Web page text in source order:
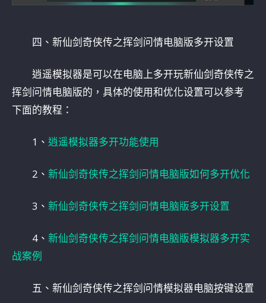
四、新仙剑奇侠传之挥剑问情电脑版多开设置
逍遥模拟器是可以在电脑上多开玩新仙剑奇侠传之
挥剑问情电脑版的，具体的使用和优化设置可以参考
下面的教程：
1、 逍遥模拟器多开功能使用
2、 新仙剑奇侠传之挥剑问情电脑版如何多开优化
3、 新仙剑奇侠传之挥剑问情电脑版多开设置
4、 新仙剑奇侠传之挥剑问情电脑版模拟器多开实
战案例
五、新仙剑奇侠传之挥剑问情模拟器电脑按键设置